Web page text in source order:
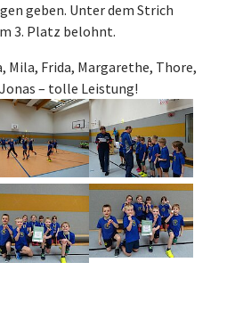
geben. Unter dem Strich
3. Platz belohnt.
Mila, Frida, Margarethe, Thore,
– tolle Leistung!